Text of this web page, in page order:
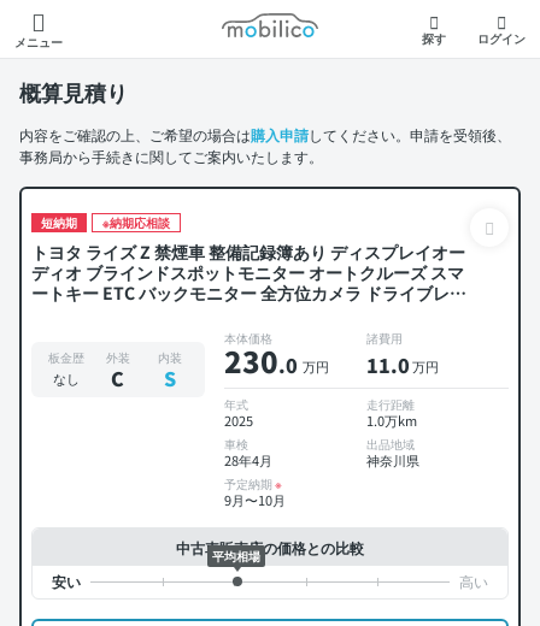
メニュー
モビリコ
探す ログイン
概算見積り
内容をご確認の上、ご希望の場合は購入申請してください。申請を受領後、
事務局から手続きに関してご案内いたします。
短納期 ※納期応相談
トヨタ ライズ Z 禁煙車 整備記録簿あり ディスプレイオー
ディオ ブラインドスポットモニター オートクルーズ スマ
ートキー ETC バックモニター 全方位カメラ ドライブレコ
板金歴
なし
外装
C
内装
S
本体価格
230.0 万円
諸費用
11.0万円
年式
2025
走行距離
1.0万km
車検
28年4月
出品地域
神奈川県
予定納期 ※
9月〜10月
中古車販売店の価格との比較
平均相場